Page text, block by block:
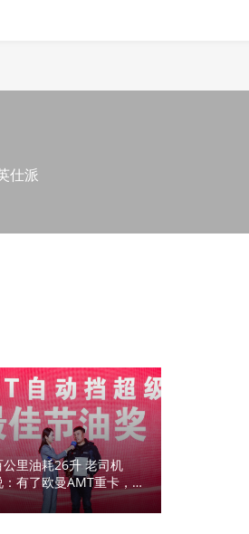
仕派
公里油耗26升 老司机
：有了欧曼AMT重卡，
爱开卡车了